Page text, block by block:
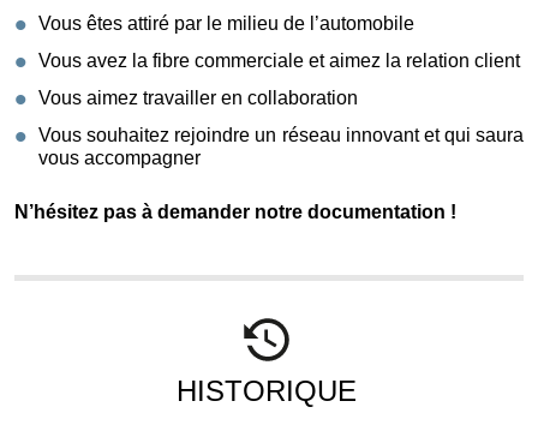
Vous êtes attiré par le milieu de l’automobile
Vous avez la fibre commerciale et aimez la relation client
Vous aimez travailler en collaboration
Vous souhaitez rejoindre un réseau innovant et qui saura
vous accompagner
N’hésitez pas à demander notre documentation !
HISTORIQUE